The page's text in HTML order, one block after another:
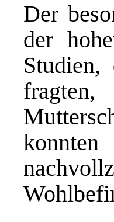
Der
der
Studien,
fragten,